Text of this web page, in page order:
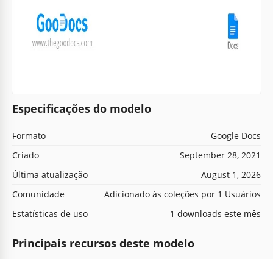
Especificações do modelo
Formato
Google Docs
Criado
September 28, 2021
Última atualização
August 1, 2026
Comunidade
Adicionado às coleções por 1 Usuários
Estatísticas de uso
1 downloads este mês
Principais recursos deste modelo